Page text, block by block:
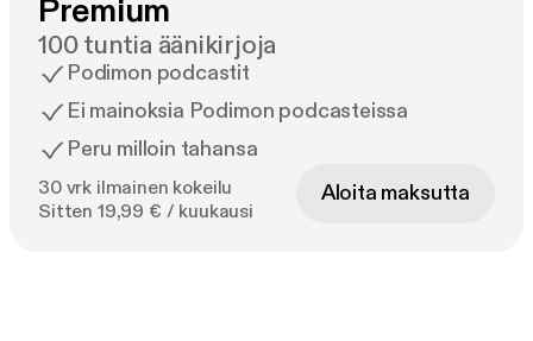
Premium
100 tuntia äänikirjoja
Podimon podcastit
Ei mainoksia Podimon podcasteissa
Peru milloin tahansa
30 vrk ilmainen kokeilu
Sitten 19,99 € / kuukausi
Aloita maksutta